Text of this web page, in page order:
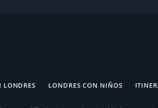
LONDRES LONDRES CON NIÑOS